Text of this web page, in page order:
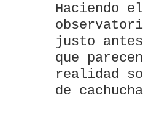
Haciendo
justo
que
realidad
de